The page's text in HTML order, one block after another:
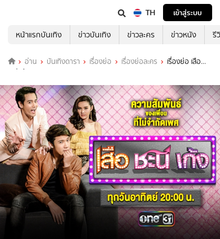
TH
เข้าสู่ระบบ
หน้าแรกบันเทิง
ข่าวบันเทิง ข่าวละคร ข่าวหนัง รี
อ่าน บันเทิงดารา เรื่องย่อ เรื่องย่อละคร
เรื่องย่อ เสือ
ชะนี เก้ง